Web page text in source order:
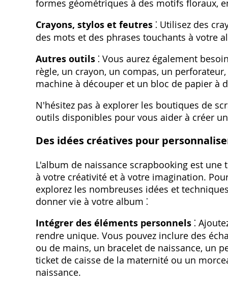
formes géométriques à des motifs floraux,
Crayons, stylos et feutres ⁚ Utilisez des
des mots et des phrases touchants à votre
Autres outils ⁚ Vous aurez également
règle, un crayon, un compas, un
machine à découper et un bloc de papier à
N'hésitez pas à explorer les boutiques de
outils disponibles pour vous aider à créer
Des idées créatives pour
L'album de naissance scrapbooking est
à votre créativité et à votre imagination.
explorez les nombreuses idées et
donner vie à votre album ⁚
Intégrer des éléments personnels ⁚
rendre unique. Vous pouvez inclure des
ou de mains, un bracelet de naissance, un
ticket de caisse de la maternité ou un
naissance.